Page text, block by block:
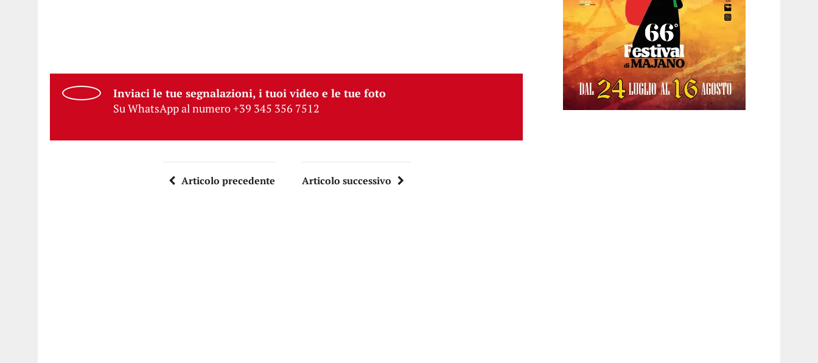
Inviaci le tue segnalazioni, i tuoi video e le tue foto
Su WhatsApp al numero +39 345 356 7512
Articolo precedente Articolo successivo